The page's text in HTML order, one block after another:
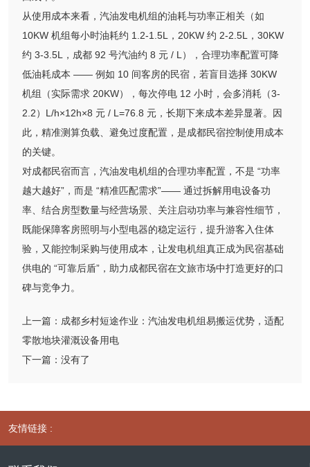
从使用成本来看，汽油发电机组的油耗与功率正相关（如
10KW 机组每小时油耗约 1.2-1.5L，20KW 约 2-2.5L，30KW
约 3-3.5L，成都 92 号汽油约 8 元 / L），合理功率配置可降
低油耗成本 —— 例如 10 间客房的民宿，若盲目选择 30KW
机组（实际需求 20KW），每次停电 12 小时，会多消耗（3-
2.2）L/h×12h×8 元 / L=76.8 元，长期下来成本差异显著。因
此，精准测算负载、避免过度配置，是成都民宿控制使用成本
的关键。
对成都民宿而言，汽油发电机组的合理功率配置，不是 “功率
越大越好”，而是 “精准匹配需求”—— 通过拆解用电设备功
率、结合房型数量与经营场景、关注启动功率与兼容性细节，
既能保障客房照明与小型电器的稳定运行，提升游客入住体
验，又能控制采购与使用成本，让发电机组真正成为民宿基础
供电的 “可靠后盾”，助力成都民宿在文旅市场中打造更好的口
碑与竞争力。
上一篇： 成都乡村短途作业：汽油发电机组易搬运优势，适配
零散地块灌溉设备用电
下一篇： 没有了
友情链接 :